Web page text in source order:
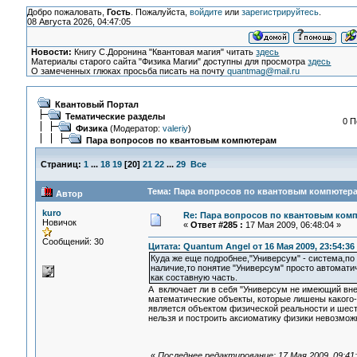
Добро пожаловать, Гость. Пожалуйста, войдитеили зарегистрируйтесь.
08 Августа 2026, 04:47:05
Новости: Книгу С.Доронина "Квантовая магия" читатьздесь
Материалы старого сайта "Физика Магии" доступны для просмотраздесь
О замеченных глюках просьба писать на почтуquantmag@mail.ru
Квантовый Портал
Тематические разделы
Физика(Модератор: valeriy)
Пара вопросов по квантовым компютерам
0
Страниц: 1 ... 18 19[20] 21 22 ... 29 Все
Автор Тема: Пара вопросов по квантовым
kuro
Новичок
Сообщений: 30
Re: Пара вопросов по квантовым
« Ответ #285 : 17 Мая 2009, 06:48:04 »
Цитата: Quantum Angel от 16 Мая 2009, 23:54:36
Куда же еще подробнее,"Универсум" -
наличие,то понятие "Универсум" просто
как составную часть.
А включает ли в себя "Универсум не имеющий
математические объекты, которые лишены
является объектом физической реальности и
нельзя и построить аксиоматику физики